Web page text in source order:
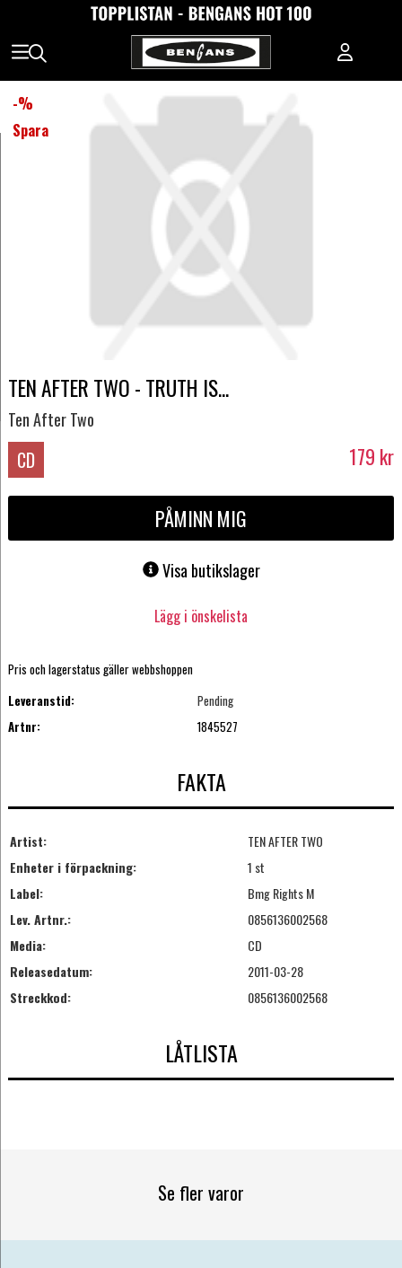
-%
Spara
TEN AFTER TWO - TRUTH IS...
Ten After Two
CD 179 kr
PÅMINN MIG
Visa butikslager
Lägg i önskelista
Pris och lagerstatus gäller webbshoppen
Leveranstid:
Pending
Artnr:
1845527
FAKTA
Artist:
TEN AFTER TWO
Enheter i förpackning:
1 st
Label:
Bmg Rights M
Lev. Artnr.:
0856136002568
Media:
CD
Releasedatum:
2011-03-28
Streckkod:
0856136002568
LÅTLISTA
Se fler varor